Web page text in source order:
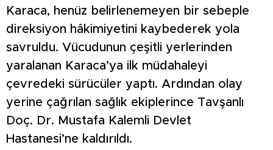
Karaca, henüz belirlenemeyen bir sebeple
direksiyon hâkimiyetini kaybederek yola
savruldu. Vücudunun çeşitli yerlerinden
yaralanan Karaca’ya ilk müdahaleyi
çevredeki sürücüler yaptı. Ardından olay
yerine çağrılan sağlık ekiplerince Tavşanlı
Doç. Dr. Mustafa Kalemli Devlet
Hastanesi’ne kaldırıldı.